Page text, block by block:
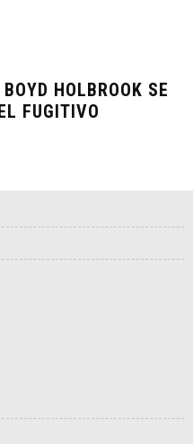
HOLBROOK SE
FUGITIVO